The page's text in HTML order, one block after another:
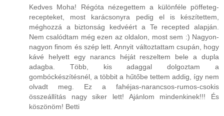
Kedves Moha! Régóta nézegettem a különféle pöffeteg-
recepteket, most karácsonyra pedig el is készítettem,
méghozzá a biztonság kedvéért a Te recepted alapján.
Nem csalódtam még ezen az oldalon, most sem :) Nagyon-
nagyon finom és szép lett. Annyit változtattam csupán, hogy
kávé helyett egy narancs héját reszeltem bele a dupla
adagba. Több, kis adaggal dolgoztam a
gombóckészítésnél, a többit a hűtőbe tettem addig, így nem
olvadt meg. Ez a fahéjas-narancsos-rumos-csokis
összeállítás nagy siker lett! Ajánlom mindenkinek!!! És
köszönöm! Betti